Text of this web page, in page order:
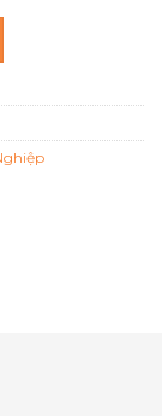
09 số lượng